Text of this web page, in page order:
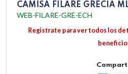
CAMISA FILARE GRECIA
WEB-FILARE-GRE-ECH
Registrate para ver todos los